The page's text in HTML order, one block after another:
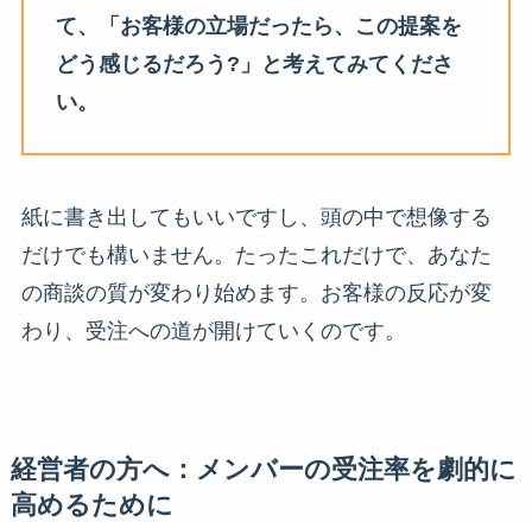
て、「お客様の立場だったら、この提案を
どう感じるだろう?」と考えてみてくださ
い。
紙に書き出してもいいですし、頭の中で想像する
だけでも構いません。たったこれだけで、あなた
の商談の質が変わり始めます。お客様の反応が変
わり、受注への道が開けていくのです。
経営者の方へ：メンバーの受注率を劇的に
高めるために